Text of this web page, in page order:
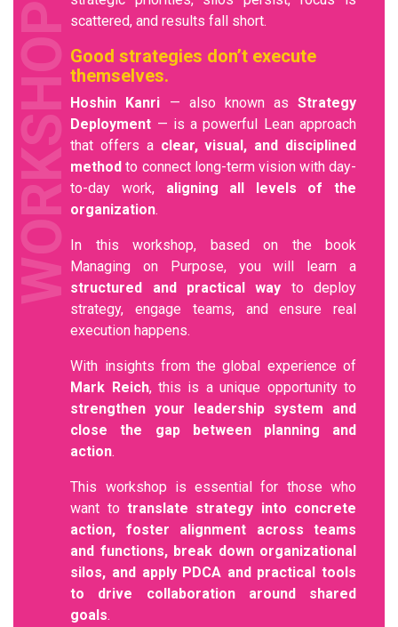
WORKSHOPscattered, and results fall short.
Good strategies don’t execute
themselves.
Hoshin Kanri — also known as Strategy
Deployment — is a powerful Lean approach
that offers a clear, visual, and disciplined
method to connect long-term vision with day-
to-day work, aligning all levels of the
organization.
In this workshop, based on the book
Managing on Purpose, you will learn a
structured and practical way to deploy
strategy, engage teams, and ensure real
execution happens.
With insights from the global experience of
Mark Reich, this is a unique opportunity to
strengthen your leadership system and
close the gap between planning and
action.
This workshop is essential for those who
want to translate strategy into concrete
action, foster alignment across teams
and functions, break down organizational
silos, and apply PDCA and practical tools
to drive collaboration around shared
goals.